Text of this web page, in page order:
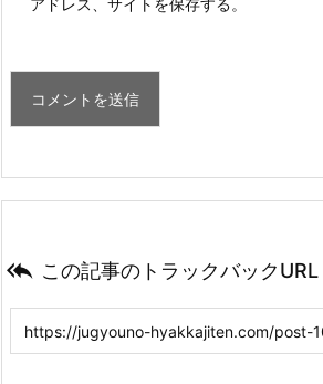
アドレス、サイトを保存する。
 この記事のトラックバックURL